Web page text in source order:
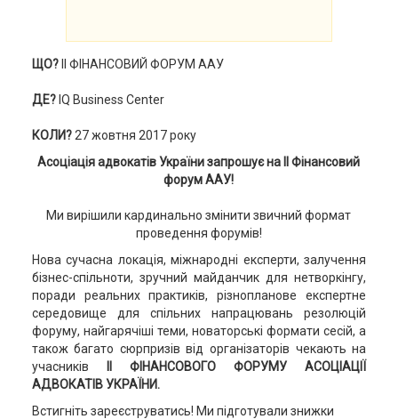
ЩО?ІІ ФІНАНСОВИЙ ФОРУМ ААУ
ДЕ?IQ Business Center
КОЛИ?27 жовтня 2017 року
Асоціація адвокатів України запрошує на ІІ Фінансовий
форум ААУ!
Ми вирішили кардинально змінити звичний формат
проведення форумів!
Нова сучасна локація, міжнародні експерти, залучення
бізнес-спільноти, зручний майданчик для нетворкінгу,
поради реальних практиків, різнопланове експертне
середовище для спільних напрацювань резолюцій
форуму, найгарячіші теми, новаторські формати сесій, а
також багато сюрпризів від організаторів чекають на
учасників ІІ ФІНАНСОВОГО ФОРУМУ АСОЦІАЦІЇ
АДВОКАТІВ УКРАЇНИ.
Встигніть зареєструватись! Ми підготували знижки